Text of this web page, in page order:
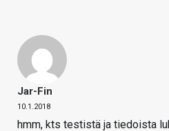
Jar-Fin
10.1.2018
hmm, kts testistä ja tiedoista